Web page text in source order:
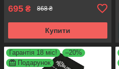
695 ₴ 868 ₴
Купити
Гарантія 18 міс!
–20%
Подарунок